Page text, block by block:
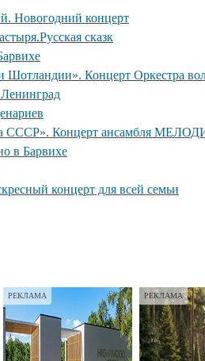
Новогодний концерт
сказк
Шотландии». Концерт Оркестра
СССР». Концерт ансамбля
в Барвихе
концерт для всей семьи
РЕКЛАМА РЕКЛАМА